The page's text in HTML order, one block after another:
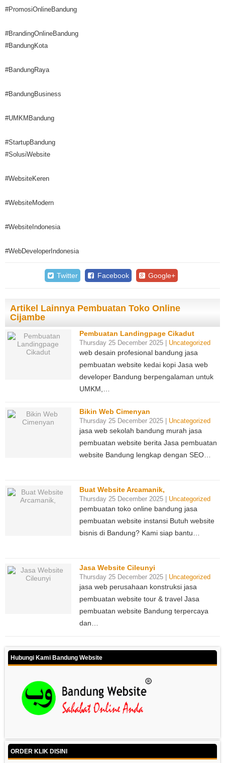
#PromosiOnlineBandung
#BrandingOnlineBandung
#BandungKota
#BandungRaya
#BandungBusiness
#UMKMBandung
#StartupBandung
#SolusiWebsite
#WebsiteKeren
#WebsiteModern
#WebsiteIndonesia
#WebDeveloperIndonesia
Twitter Facebook Google+
Artikel Lainnya Pembuatan Toko Online
Cijambe
Pembuatan Landingpage Cikadut
Thursday 25 December 2025 | Uncategorized
web desain profesional bandung jasa
pembuatan website kedai kopi Jasa web
developer Bandung berpengalaman untuk
UMKM,…
Bikin Web Cimenyan
Thursday 25 December 2025 | Uncategorized
jasa web sekolah bandung murah jasa
pembuatan website berita Jasa pembuatan
website Bandung lengkap dengan SEO…
Buat Website Arcamanik,
Thursday 25 December 2025 | Uncategorized
pembuatan toko online bandung jasa
pembuatan website instansi Butuh website
bisnis di Bandung? Kami siap bantu…
Jasa Website Cileunyi
Thursday 25 December 2025 | Uncategorized
jasa web perusahaan konstruksi jasa
pembuatan website tour & travel Jasa
pembuatan website Bandung terpercaya
dan…
Hubungi Kami Bandung Website
ORDER KLIK DISINI